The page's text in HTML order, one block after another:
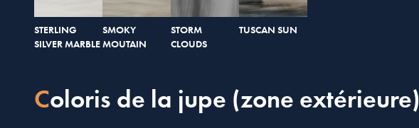
STERLING
SILVER MARBLE
SMOKY
MOUTAIN
STORM
CLOUDS
TUSCAN SUN
Coloris de la jupe (zone extérieure)